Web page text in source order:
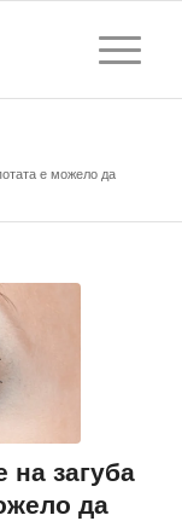
е можело да
на загуба
да